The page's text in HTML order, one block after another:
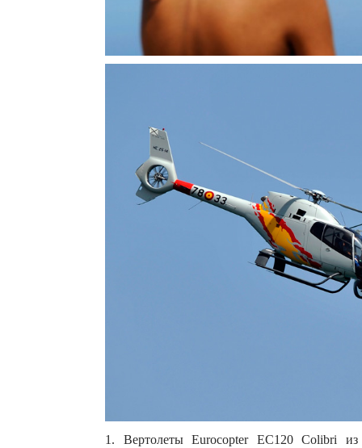
1. Вертолеты Eurocopter EC120 Colibri